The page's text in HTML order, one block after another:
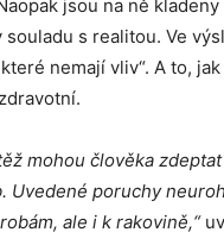
jsou na ně
s realitou. Ve
nemají vliv“. A to,
mohou člověka
Uvedené poruchy
ale i k rakovině,“